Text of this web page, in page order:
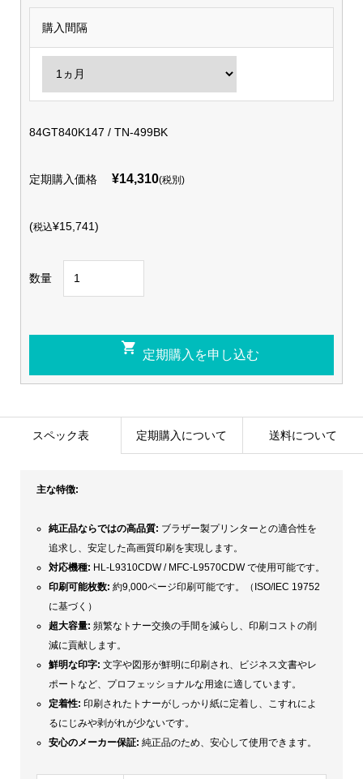
購入間隔
84GT840K147 / TN-499BK
定期購入価格 ¥14,310(税別)
(税込¥15,741)
数量
スペック表 定期購入について 送料について
主な特徴:
純正品ならではの高品質: ブラザー製プリンターとの適合性を
追求し、安定した高画質印刷を実現します。
対応機種: HL-L9310CDW / MFC-L9570CDW で使用可能です。
印刷可能枚数: 約9,000ページ印刷可能です。（ISO/IEC 19752
に基づく）
超大容量: 頻繁なトナー交換の手間を減らし、印刷コストの削
減に貢献します。
鮮明な印字: 文字や図形が鮮明に印刷され、ビジネス文書やレ
ポートなど、プロフェッショナルな用途に適しています。
定着性: 印刷されたトナーがしっかり紙に定着し、こすれによ
るにじみや剥がれが少ないです。
安心のメーカー保証:純正品のため、安心して使用できます。